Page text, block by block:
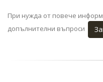
При нужда от повече
допълнителни въпроси